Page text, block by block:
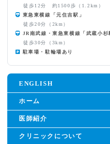
徒歩12分 約1500歩（1.2km）
東急東横線「元住吉駅」
徒歩20分（2km）
JR南武線・東急東横線「武蔵小杉
徒歩30分（3km）
駐車場・駐輪場あり
ENGLISH
ホーム
医師紹介
クリニックについて